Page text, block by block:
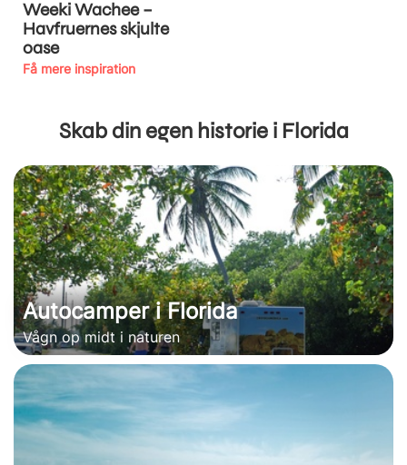
Weeki Wachee –
Havfruernes skjulte
oase
Få mere inspiration
Skab din egen historie i Florida
Autocamper i Florida
Vågn op midt i naturen